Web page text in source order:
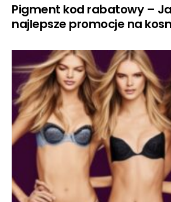
Pigment kod rabatowy –
najlepsze promocje na